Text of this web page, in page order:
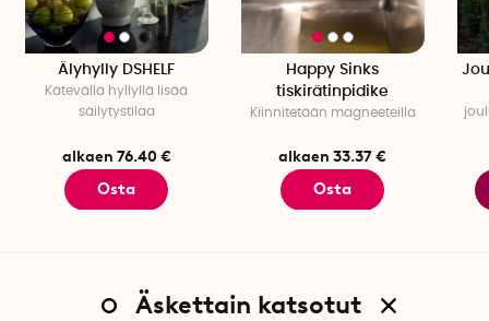
Älyhylly DSHELF
Kätevällä hyllyllä lisää
säilytystilaa
alkaen 76.40 €
Osta
Happy Sinks
tiskirätinpidike
Kiinnitetään magneeteilla
alkaen 33.37 €
Osta
Äskettain katsotut